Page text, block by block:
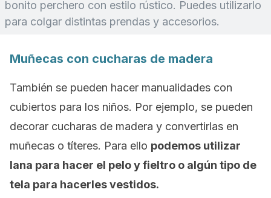
bonito perchero con estilo rústico. Puedes utilizarlo
para colgar distintas prendas y accesorios.
Muñecas con cucharas de madera
También se pueden hacer manualidades con
cubiertos para los niños. Por ejemplo, se pueden
decorar cucharas de madera y convertirlas en
muñecas o títeres. Para ello podemos utilizar
lana para hacer el pelo y fieltro o algún tipo de
tela para hacerles vestidos.